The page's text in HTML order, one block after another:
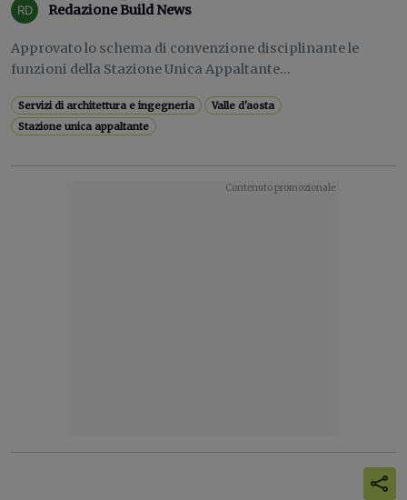
Redazione Build News
Approvato lo schema di convenzione disciplinante le
funzioni della Stazione Unica Appaltante...
Servizi di architettura e ingegneria
Valle d'aosta
Stazione unica appaltante